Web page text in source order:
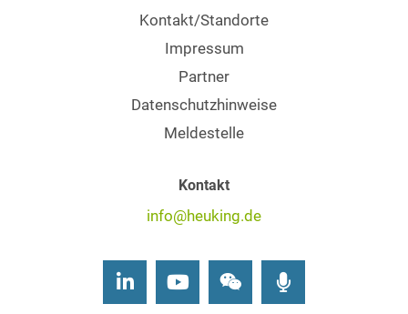
Kontakt/Standorte
Impressum
Partner
Datenschutzhinweise
Meldestelle
Kontakt
info@heuking.de
LinkedInYoutubeWechat